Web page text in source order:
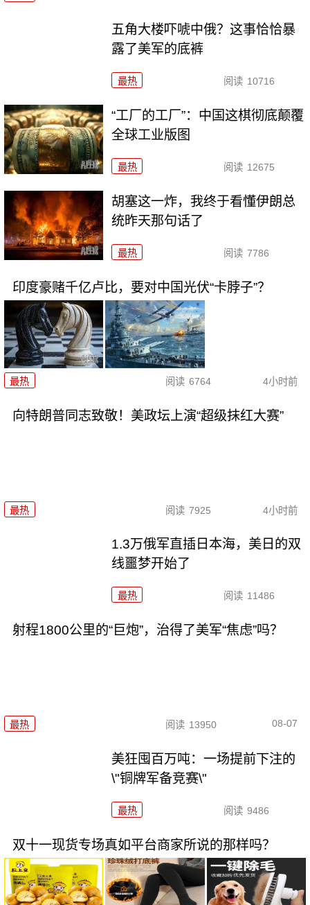
五角大楼吓唬中俄？这事恰恰暴
露了美军的底裤
最热 阅读 10716
“工厂的工厂”：中国这棋彻底颠覆
全球工业版图
最热 阅读 12675
胡塞这一炸，我终于看懂伊朗总
统昨天那句话了
最热 阅读 7786
印度豪赌千亿卢比，要对中国光伏“卡脖子”？
最热 阅读 6764 4小时前
向特朗普同志致敬！美政坛上演“超级抹红大赛”
最热 阅读 7925 4小时前
1.3万俄军直插日本海，美日的双
线噩梦开始了
最热 阅读 11486
射程1800公里的“巨炮”，治得了美军“焦虑”吗？
最热 阅读 13950 08-07
美狂囤百万吨：一场提前下注的
\"铜牌军备竞赛\"
最热 阅读 9486
双十一现货专场真如平台商家所说的那样吗？